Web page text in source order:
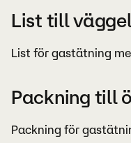
List till
List för gastätning
Packning till
Packning för